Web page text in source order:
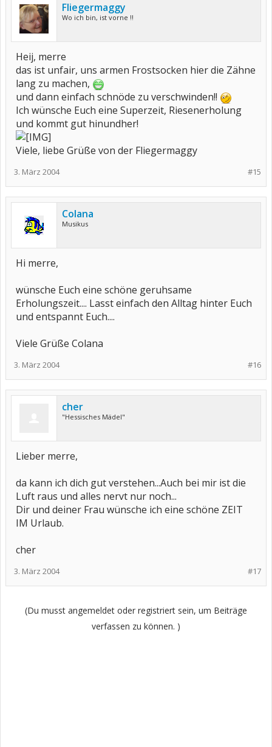
Fliegermaggy
Wo ich bin, ist vorne !!
Heij, merre
das ist unfair, uns armen Frostsocken hier die Zähne
lang zu machen,
und dann einfach schnöde zu verschwinden!!
Ich wünsche Euch eine Superzeit, Riesenerholung
und kommt gut hinundher!
Viele, liebe Grüße von der Fliegermaggy
#15
3. März 2004
Colana
Musikus
Hi merre,
wünsche Euch eine schöne geruhsame
Erholungszeit.... Lasst einfach den Alltag hinter Euch
und entspannt Euch....
Viele Grüße Colana
#16
3. März 2004
cher
"Hessisches Mädel"
Lieber merre,
da kann ich dich gut verstehen...Auch bei mir ist die
Luft raus und alles nervt nur noch...
Dir und deiner Frau wünsche ich eine schöne ZEIT
IM Urlaub.
cher
#17
3. März 2004
(Du musst angemeldet oder registriert sein, um Beiträge
verfassen zu können. )